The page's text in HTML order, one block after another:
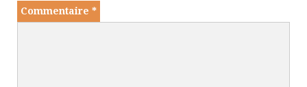
Commentaire *